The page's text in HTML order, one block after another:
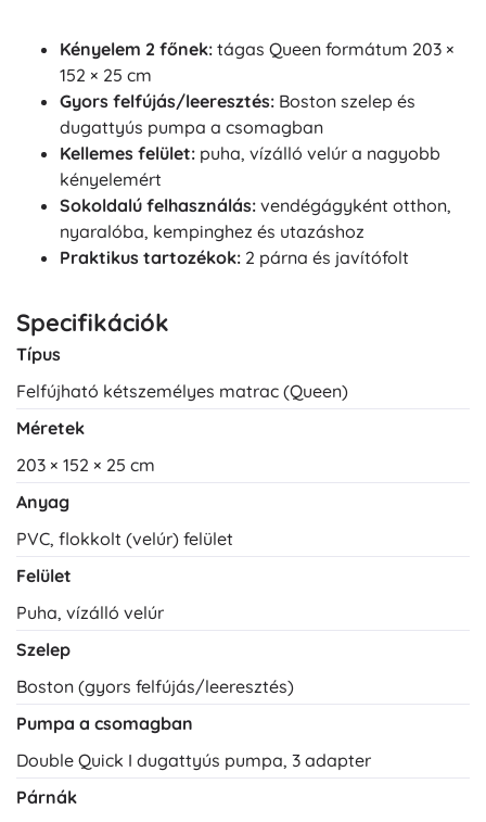
Kényelem 2 főnek: tágas Queen formátum 203 ×
152 × 25 cm
Gyors felfújás/leeresztés: Boston szelep és
dugattyús pumpa a csomagban
Kellemes felület: puha, vízálló velúr a nagyobb
kényelemért
Sokoldalú felhasználás: vendégágyként otthon,
nyaralóba, kempinghez és utazáshoz
Praktikus tartozékok: 2 párna és javítófolt
Specifikációk
Típus
Felfújható kétszemélyes matrac (Queen)
Méretek
203 × 152 × 25 cm
Anyag
PVC, flokkolt (velúr) felület
Felület
Puha, vízálló velúr
Szelep
Boston (gyors felfújás/leeresztés)
Pumpa a csomagban
Double Quick I dugattyús pumpa, 3 adapter
Párnák